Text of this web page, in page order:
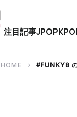
close
注目記事JPOP
HOME chevron_right #FUNKY8